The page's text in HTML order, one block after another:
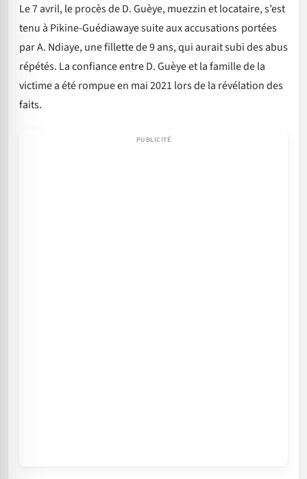
Le 7 avril, le procès de D. Guèye, muezzin et locataire, s’est
tenu à Pikine-Guédiawaye suite aux accusations portées
par A. Ndiaye, une fillette de 9 ans, qui aurait subi des abus
répétés. La confiance entre D. Guèye et la famille de la
victime a été rompue en mai 2021 lors de la révélation des
faits.